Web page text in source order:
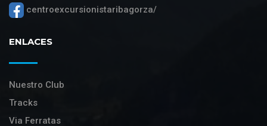
centroexcursionistaribagorza/
ENLACES
Nuestro Club
Tracks
Via Ferratas